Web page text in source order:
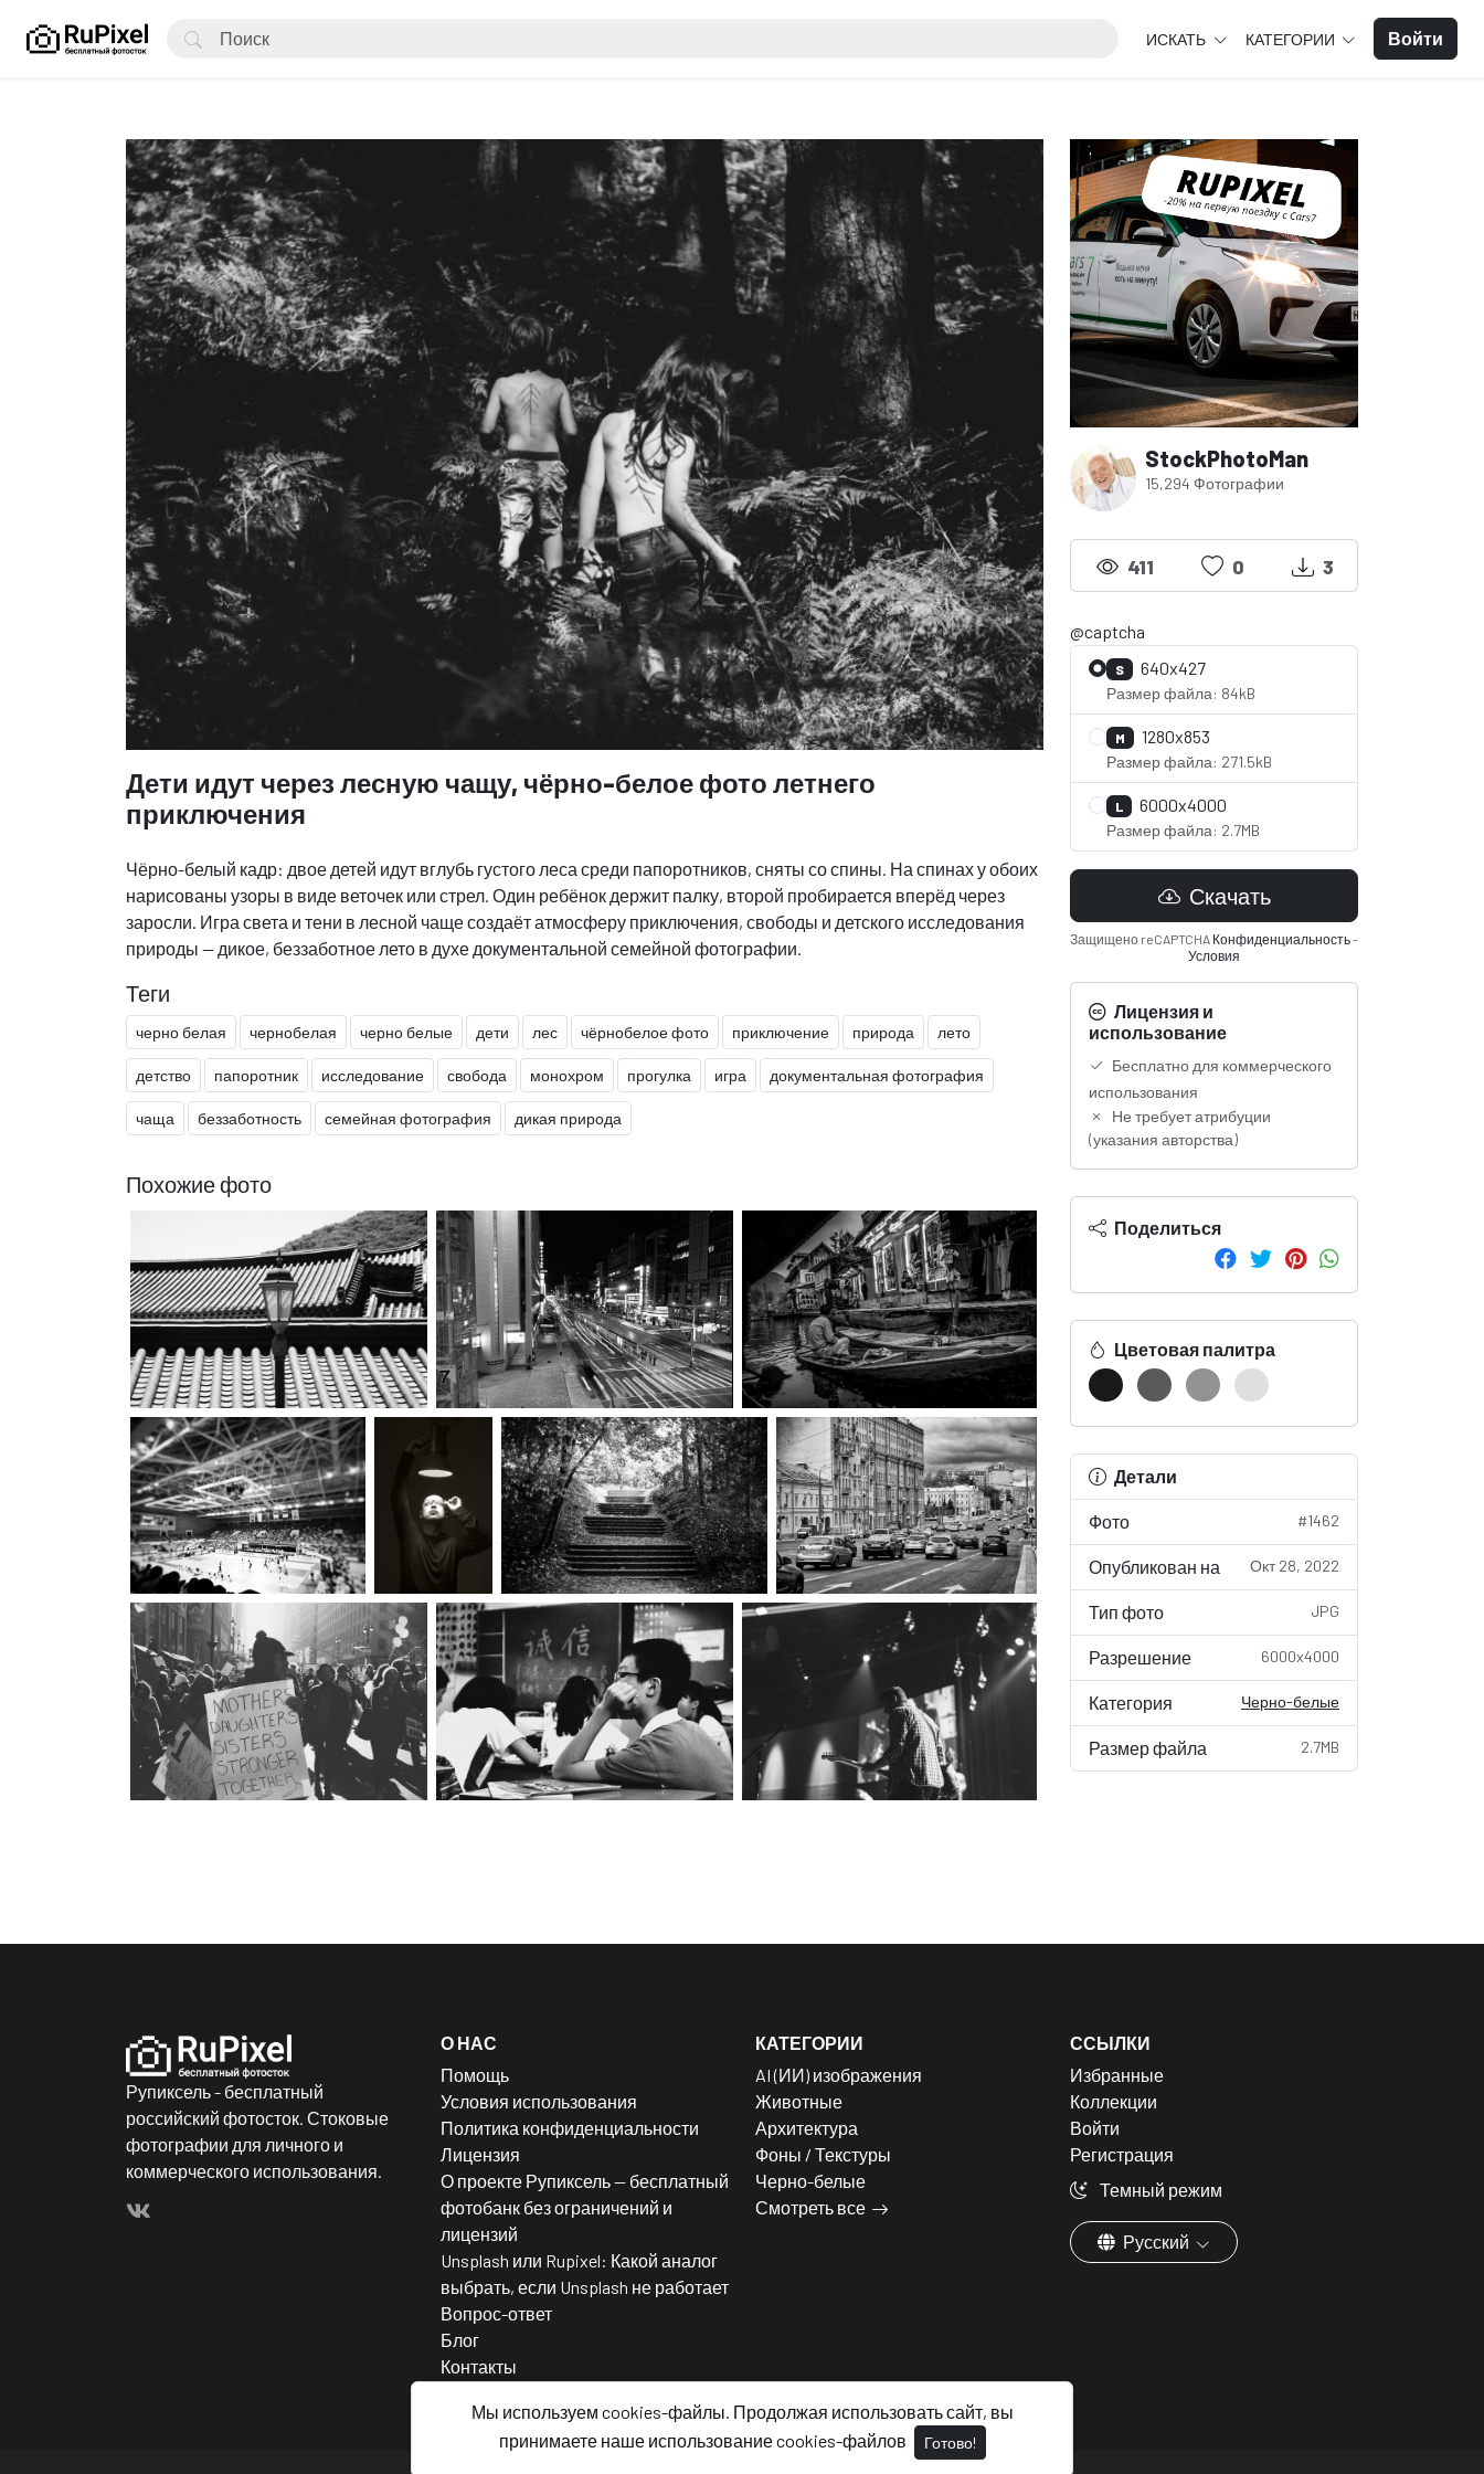
Мы используем cookies-файлы. Продолжая использовать сайт, вы
принимаете наше использование cookies-файлов
Готово!
ИСКАТЬ КАТЕГОРИИ Войти
Дети идут через лесную чащу, чёрно-белое фото летнего
приключения
Чёрно-белый кадр: двое детей идут вглубь густого леса среди папоротников, сняты со спины. На спинах у обоих
нарисованы узоры в виде веточек или стрел. Один ребёнок держит палку, второй пробирается вперёд через
заросли. Игра света и тени в лесной чаще создаёт атмосферу приключения, свободы и детского исследования
природы — дикое, беззаботное лето в духе документальной семейной фотографии.
Теги
черно белая чернобелая черно белые дети лес чёрнобелое фото приключение природа лето
детство папоротник исследование свобода монохром прогулка игра документальная фотография
чаща беззаботность семейная фотография дикая природа
Похожие фото
StockPhotoMan
15,294 Фотографии
411 0 3
@captcha
S 640x427
Размер файла: 84kB
M 1280x853
Размер файла: 271.5kB
L 6000x4000
Размер файла: 2.7MB
Скачать
Защищено reCAPTCHA Конфиденциальность-
Условия
Лицензия и
использование
Бесплатно для коммерческого
использования
Не требует атрибуции
(указания авторства)
Поделиться
Цветовая палитра
Детали
Фото #1462
Опубликован на Окт 28, 2022
Тип фото JPG
Разрешение 6000x4000
Категория Черно-белые
Размер файла 2.7MB
Рупиксель - бесплатный
российский фотосток. Стоковые
фотографии для личного и
коммерческого использования.
О НАС
Помощь
Условия использования
Политика конфиденциальности
Лицензия
О проекте Рупиксель — бесплатный
фотобанк без ограничений и
лицензий
Unsplash или Rupixel: Какой аналог
выбрать, если Unsplash не работает
Вопрос-ответ
Блог
Контакты
КАТЕГОРИИ
AI (ИИ) изображения
Животные
Архитектура
Фоны / Текстуры
Черно-белые
Смотреть все
ССЫЛКИ
Избранные
Коллекции
Войти
Регистрация
Темный режим
Русский